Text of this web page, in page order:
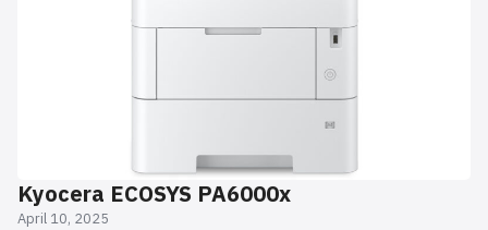
Kyocera ECOSYS PA6000x
April 10, 2025